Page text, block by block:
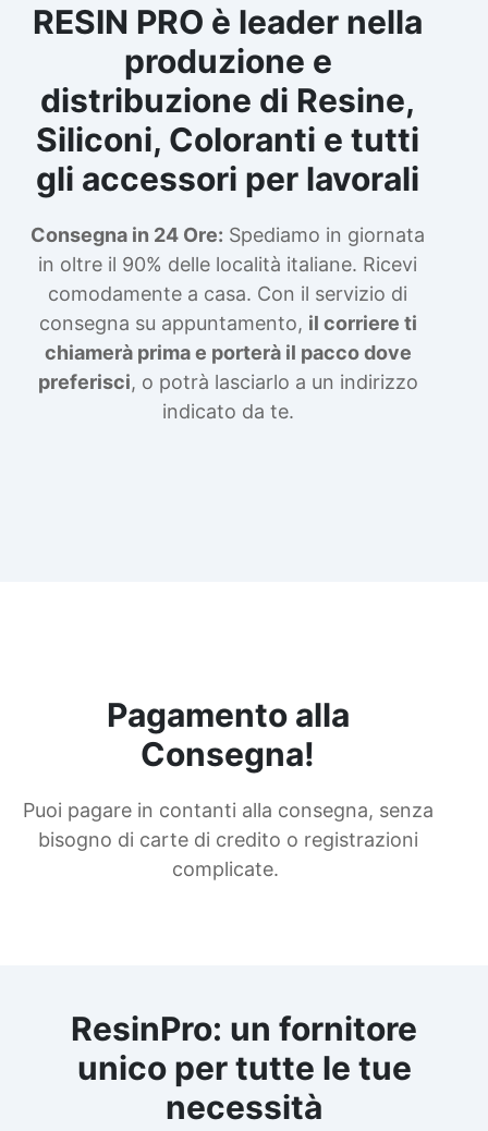
RESIN PRO è leader nella
produzione e
distribuzione di Resine,
Siliconi, Coloranti e tutti
gli accessori per lavorali
Consegna in 24 Ore: Spediamo in giornata
in oltre il 90% delle località italiane. Ricevi
comodamente a casa. Con il servizio di
consegna su appuntamento, il corriere ti
chiamerà prima e porterà il pacco dove
preferisci, o potrà lasciarlo a un indirizzo
indicato da te.
Pagamento alla
Consegna!
Puoi pagare in contanti alla consegna, senza
bisogno di carte di credito o registrazioni
complicate.
ResinPro: un fornitore
unico per tutte le tue
necessità